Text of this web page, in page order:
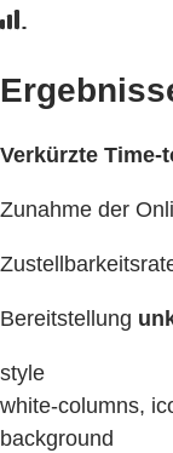
Verkürzte Time-
Zunahme der
Bereitstellung
style
white-columns,
background